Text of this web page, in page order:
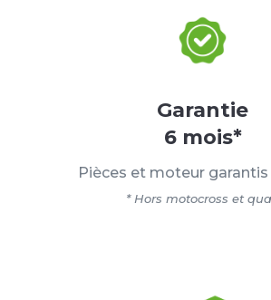
Garantie
6 mois*
Pièces et moteur
* Hors motocross et